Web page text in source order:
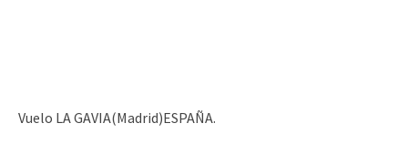
Vuelo LA GAVIA(Madrid)ESPAÑA.